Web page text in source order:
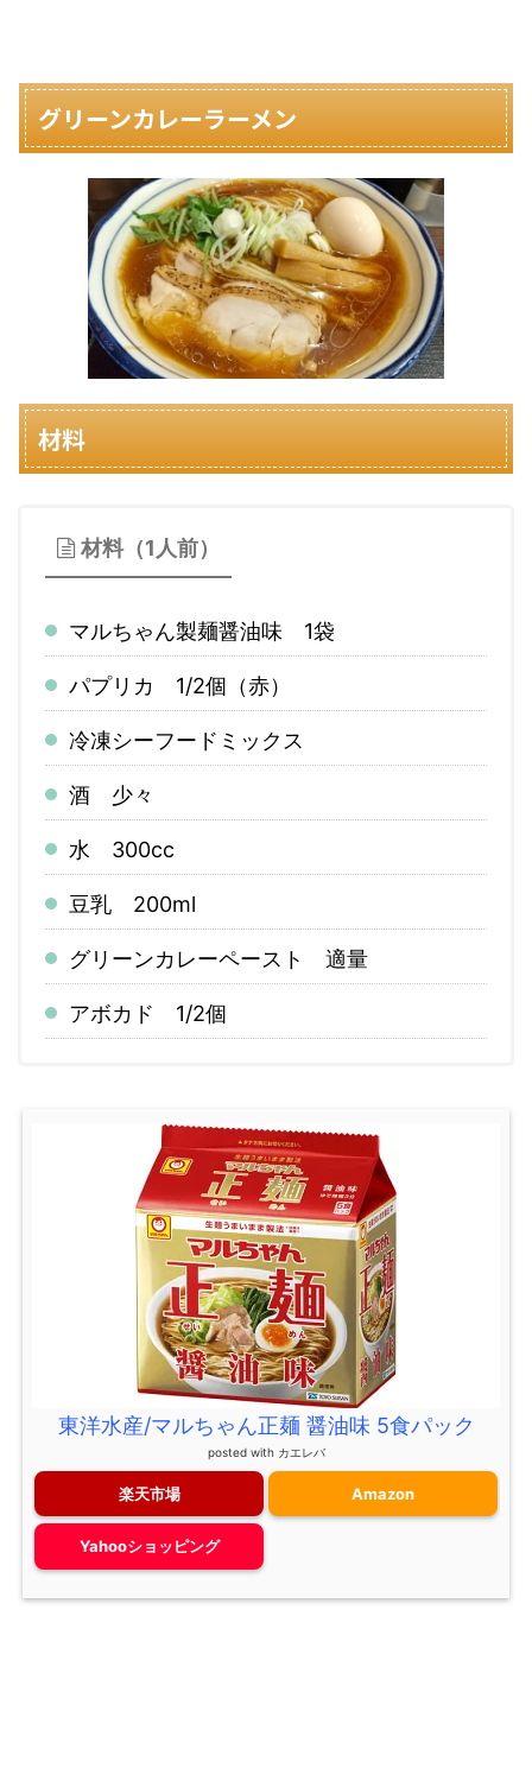
グリーンカレーラーメン
材料
材料（1人前）
マルちゃん製麺醤油味 1袋
パプリカ 1/2個（赤）
冷凍シーフードミックス
酒 少々
水 300cc
豆乳 200ml
グリーンカレーペースト 適量
アボカド 1/2個
東洋水産/マルちゃん正麺 醤油味 5食パック
posted with カエレバ
楽天市場 Amazon
Yahooショッピング